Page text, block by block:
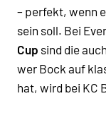
– perfekt, wenn
sein soll. Bei
Cup sind die
wer Bock auf
hat, wird bei KC